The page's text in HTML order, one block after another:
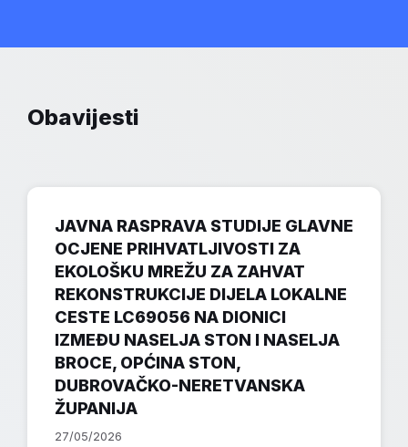
Obavijesti
JAVNA RASPRAVA STUDIJE GLAVNE
OCJENE PRIHVATLJIVOSTI ZA
EKOLOŠKU MREŽU ZA ZAHVAT
REKONSTRUKCIJE DIJELA LOKALNE
CESTE LC69056 NA DIONICI
IZMEĐU NASELJA STON I NASELJA
BROCE, OPĆINA STON,
DUBROVAČKO-NERETVANSKA
ŽUPANIJA
27/05/2026